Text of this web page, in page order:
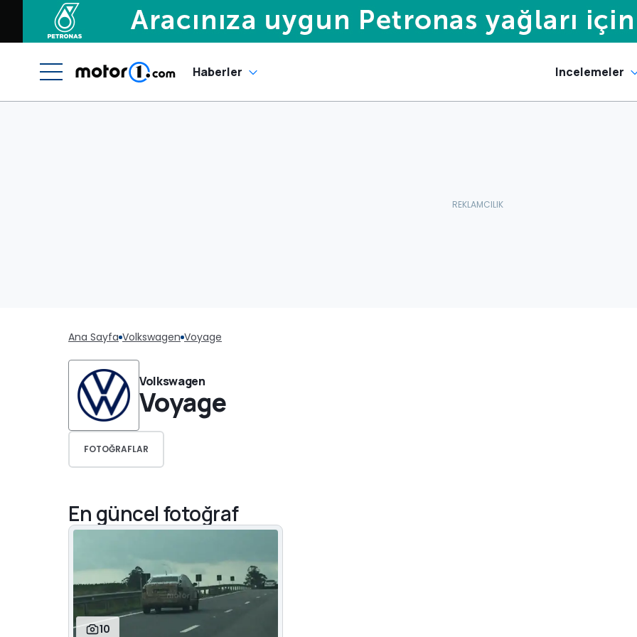
Haberler Incelemeler
Ana Sayfa Volkswagen Voyage
Volkswagen
Voyage
FOTOĞRAFLAR
En güncel fotoğraf
10